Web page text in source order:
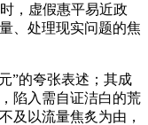
，虚假惠平易近政
、处理现实问题的焦
”的夸张表述；其成
陷入需自证洁白的荒
及以流量焦炙为由，